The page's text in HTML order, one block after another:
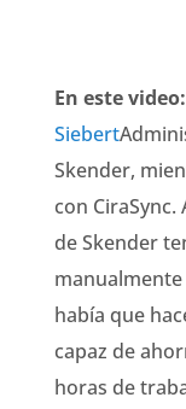
En este video:
Siebert
Skender,
con CiraSync.
de Skender
había que
capaz de
horas de